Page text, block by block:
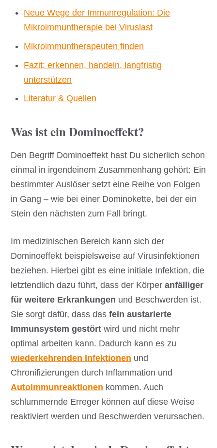
Neue Wege der Immunregulation: Die
Mikroimmuntherapie bei Viruslast
Mikroimmuntherapeuten finden
Fazit: erkennen, handeln, langfristig
unterstützen
Literatur & Quellen
Was ist ein Dominoeffekt?
Den Begriff Dominoeffekt hast Du sicherlich schon
einmal in irgendeinem Zusammenhang gehört: Ein
bestimmter Auslöser setzt eine Reihe von Folgen
in Gang – wie bei einer Dominokette, bei der ein
Stein den nächsten zum Fall bringt.
Im medizinischen Bereich kann sich der
Dominoeffekt beispielsweise auf Virusinfektionen
beziehen. Hierbei gibt es eine initiale Infektion, die
letztendlich dazu führt, dass der Körperanfälliger
für weitere Erkrankungen und Beschwerden ist.
Sie sorgt dafür, dass dasfein austarierte
Immunsystem gestört wird und nicht mehr
optimal arbeiten kann. Dadurch kann es zu
wiederkehrenden Infektionen und
Chronifizierungen durch Inflammation und
Autoimmunreaktionen kommen. Auch
schlummernde Erreger können auf diese Weise
reaktiviert werden und Beschwerden verursachen.